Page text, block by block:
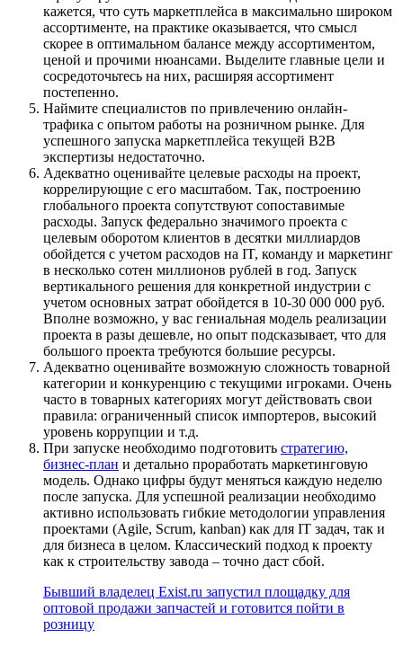
кажется, что суть маркетплейса в максимально широком
ассортименте, на практике оказывается, что смысл
скорее в оптимальном балансе между ассортиментом,
ценой и прочими нюансами. Выделите главные цели и
сосредоточьтесь на них, расширяя ассортимент
постепенно.
Наймите специалистов по привлечению онлайн-
трафика с опытом работы на розничном рынке. Для
успешного запуска маркетплейса текущей B2B
экспертизы недостаточно.
Адекватно оценивайте целевые расходы на проект,
коррелирующие с его масштабом. Так, построению
глобального проекта сопутствуют сопоставимые
расходы. Запуск федерально значимого проекта с
целевым оборотом клиентов в десятки миллиардов
обойдется с учетом расходов на IT, команду и маркетинг
в несколько сотен миллионов рублей в год. Запуск
вертикального решения для конкретной индустрии с
учетом основных затрат обойдется в 10-30 000 000 руб.
Вполне возможно, у вас гениальная модель реализации
проекта в разы дешевле, но опыт подсказывает, что для
большого проекта требуются большие ресурсы.
Адекватно оценивайте возможную сложность товарной
категории и конкуренцию с текущими игроками. Очень
часто в товарных категориях могут действовать свои
правила: ограниченный список импортеров, высокий
уровень коррупции и т.д.
При запуске необходимо подготовить стратегию,
бизнес-план и детально проработать маркетинговую
модель. Однако цифры будут меняться каждую неделю
после запуска. Для успешной реализации необходимо
активно использовать гибкие методологии управления
проектами (Agile, Scrum, kanban) как для IT задач, так и
для бизнеса в целом. Классический подход к проекту
как к строительству завода – точно даст сбой.
Бывший владелец Exist.ru запустил площадку для
оптовой продажи запчастей и готовится пойти в
розницу